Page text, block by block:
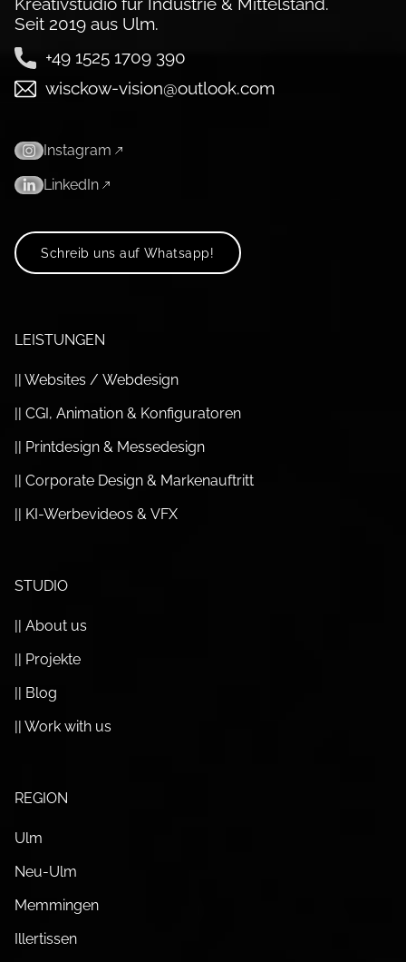
Seit 2019 aus Ulm.
+49 1525 1709 390
wisckow-vision@outlook.com
Instagram
LinkedIn
Schreib uns auf Whatsapp!
LEISTUNGEN
|| Websites / Webdesign
|| CGI, Animation & Konfiguratoren
|| Printdesign & Messedesign
|| Corporate Design & Marken­auftritt
|| KI-Werbevideos & VFX
STUDIO
|| About us
|| Projekte
|| Blog
|| Work with us
REGION
Ulm
Neu-Ulm
Memmingen
Illertissen